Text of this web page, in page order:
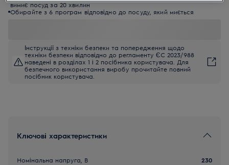
вимиє посуд за 20 хвилин
Обирайте з 6 програм відповідно до посуду, який миється
Інструкції з техніки безпеки та попередження щодо
техніки безпеки відповідно до регламенту ЄС 2023/988
наведені в розділах 1 і 2 посібника користувача. Для
безпечного використання виробу прочитайте повний
посібник користувача.
Ключові характеристики
Номінальна напруга, В 230